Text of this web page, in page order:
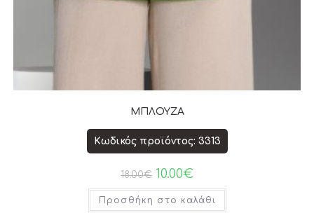
ΜΠΛΟΥΖΑ
Κωδικός προϊόντος: 3313
18.00€ 10.00€
Προσθήκη στο καλάθι